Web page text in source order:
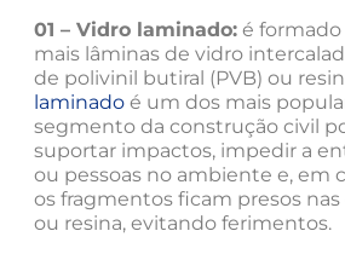
01 – Vidro laminado: é formado
mais lâminas de vidro
de polivinil butiral (PVB) ou
laminado é um dos mais
segmento da construção civil
suportar impactos, impedir a
ou pessoas no ambiente e, em
os fragmentos ficam presos nas
ou resina, evitando ferimentos.